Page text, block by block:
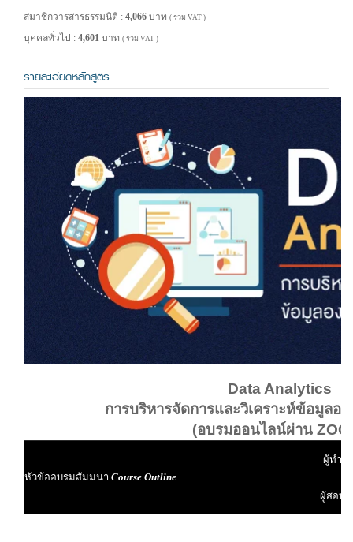
สมาชิกวารสารธรรมนิติ : 4,066 บาท ( รวม VAT )
บุคคลทั่วไป : 4,601 บาท ( รวม VAT )
รายละเอียดหลักสูตร
Data Analytics
การบริหารจัดการและวิเคราะห์ข้อมูลอ
(อบรมออนไลน์ผ่าน
หัวข้ออบรมสัมมนา Course Outline
ผู้ทำบั
ผู้สอบ